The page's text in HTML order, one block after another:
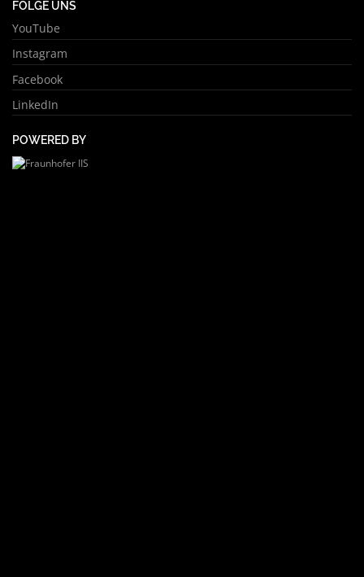
FOLGE UNS
YouTube
Instagram
Facebook
LinkedIn
POWERED BY